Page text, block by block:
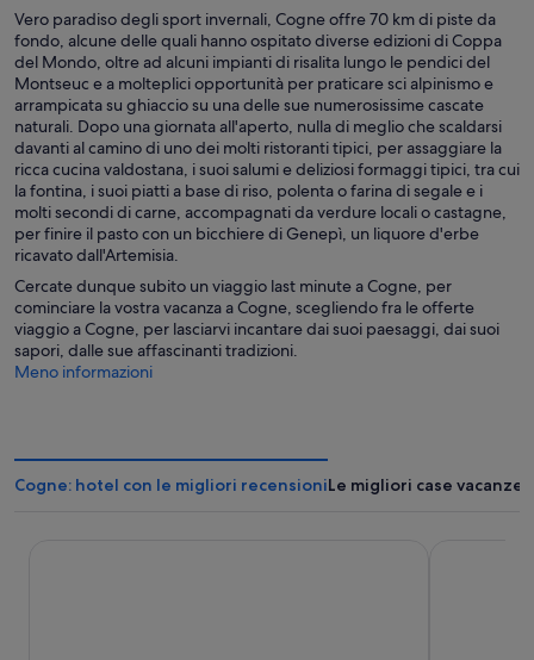
Vero paradiso degli sport invernali, Cogne offre 70 km di piste da
fondo, alcune delle quali hanno ospitato diverse edizioni di Coppa
del Mondo, oltre ad alcuni impianti di risalita lungo le pendici del
Montseuc e a molteplici opportunità per praticare sci alpinismo e
arrampicata su ghiaccio su una delle sue numerosissime cascate
naturali. Dopo una giornata all'aperto, nulla di meglio che scaldarsi
davanti al camino di uno dei molti ristoranti tipici, per assaggiare la
ricca cucina valdostana, i suoi salumi e deliziosi formaggi tipici, tra cui
la fontina, i suoi piatti a base di riso, polenta o farina di segale e i
molti secondi di carne, accompagnati da verdure locali o castagne,
per finire il pasto con un bicchiere di Genepì, un liquore d'erbe
ricavato dall'Artemisia.
Cercate dunque subito un viaggio last minute a Cogne, per
cominciare la vostra vacanza a Cogne, scegliendo fra le offerte
viaggio a Cogne, per lasciarvi incantare dai suoi paesaggi, dai suoi
sapori, dalle sue affascinanti tradizioni.
Meno informazioni
Cogne: hotel con le migliori recensioniLe migliori case vacanze